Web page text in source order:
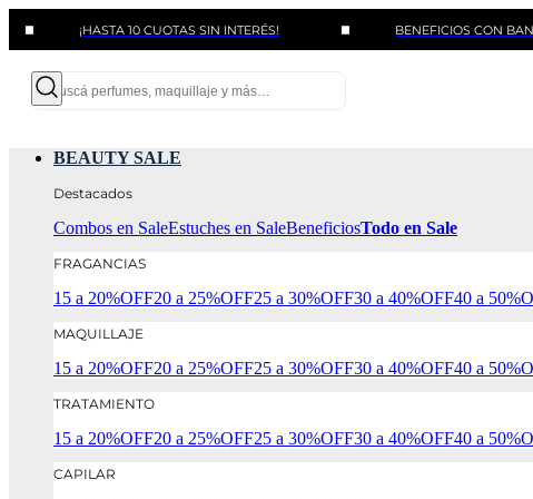
¡HASTA 10 CUOTAS SIN INTERÉS! BENEFICIOS CON BANCOS Y
BEAUTY SALE
Destacados
Combos en SaleEstuches en SaleBeneficiosTodo en Sale
FRAGANCIAS
15 a 20%OFF20 a 25%OFF25 a 30%OFF30 a 40%OFF40 a
MAQUILLAJE
15 a 20%OFF20 a 25%OFF25 a 30%OFF30 a 40%OFF40 a
TRATAMIENTO
15 a 20%OFF20 a 25%OFF25 a 30%OFF30 a 40%OFF40 a
CAPILAR